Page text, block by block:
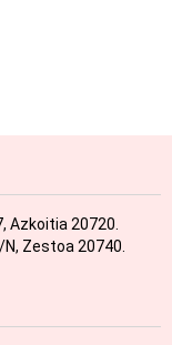
Azkoitia 20720.
Zestoa 20740.